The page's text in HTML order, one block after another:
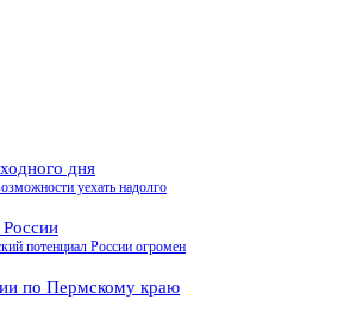
дня
уехать надолго
потенциал России огромен
по Пермскому краю